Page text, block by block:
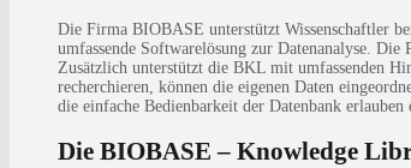
Die Firma BIOBASE unterstützt Wissenschaftler
umfassende Softwarelösung zur Datenanalyse.
Zusätzlich unterstützt die BKL mit umfassenden
recherchieren, können die eigenen Daten
die einfache Bedienbarkeit der Datenbank
Die BIOBASE – Knowledge